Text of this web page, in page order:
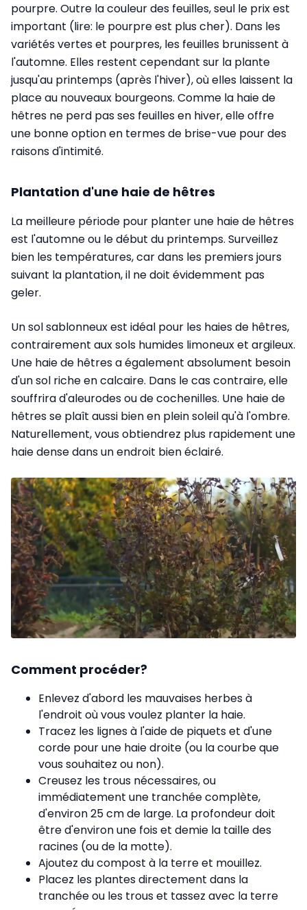
pourpre. Outre la couleur des feuilles, seul le prix est
important (lire: le pourpre est plus cher). Dans les
variétés vertes et pourpres, les feuilles brunissent à
l'automne. Elles restent cependant sur la plante
jusqu'au printemps (après l'hiver), où elles laissent la
place au nouveaux bourgeons. Comme la haie de
hêtres ne perd pas ses feuilles en hiver, elle offre
une bonne option en termes de brise-vue pour des
raisons d'intimité.
Plantation d'une haie de hêtres
La meilleure période pour planter une haie de hêtres
est l'automne ou le début du printemps. Surveillez
bien les températures, car dans les premiers jours
suivant la plantation, il ne doit évidemment pas
geler.
Un sol sablonneux est idéal pour les haies de hêtres,
contrairement aux sols humides limoneux et argileux.
Une haie de hêtres a également absolument besoin
d'un sol riche en calcaire. Dans le cas contraire, elle
souffrira d'aleurodes ou de cochenilles. Une haie de
hêtres se plaît aussi bien en plein soleil qu'à l'ombre.
Naturellement, vous obtiendrez plus rapidement une
haie dense dans un endroit bien éclairé.
Comment procéder?
Enlevez d'abord les mauvaises herbes à
l'endroit où vous voulez planter la haie.
Tracez les lignes à l'aide de piquets et d'une
corde pour une haie droite (ou la courbe que
vous souhaitez ou non).
Creusez les trous nécessaires, ou
immédiatement une tranchée complète,
d'environ 25 cm de large. La profondeur doit
être d'environ une fois et demie la taille des
racines (ou de la motte).
Ajoutez du compost à la terre et mouillez.
Placez les plantes directement dans la
tranchée ou les trous et tassez avec la terre